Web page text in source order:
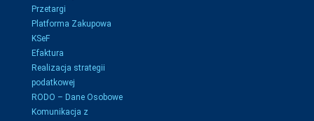
Przetargi
Platforma Zakupowa
KSeF
Efaktura
Realizacja strategii
podatkowej
RODO – Dane Osobowe
Komunikacja z